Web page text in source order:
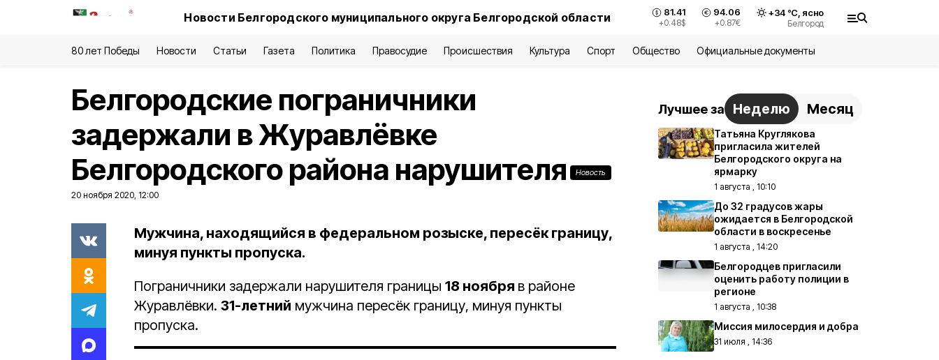
Новости Белгородского муниципального округа Белгородской области 81.41
+0.48$
94.06
+0.87€
+34°С, ясно
Белгород
80 лет Победы Новости Статьи Газета Политика Правосудие Происшествия Культура Спорт Общество Официальные документы
Белгородские пограничники
задержали в Журавлёвке
Белгородского района нарушителя
Новость
20 ноября 2020, 12:00
Мужчина, находящийся в федеральном розыске, пересёк границу,
минуя пункты пропуска.
Пограничники задержали нарушителя границы 18 ноября в районе
Журавлёвки. 31-летний мужчина пересёк границу, минуя пункты
пропуска.
Лучшее за Неделю Месяц
Татьяна Круглякова
пригласила жителей
Белгородского округа на
ярмарку
1 августа , 10:10
До 32 градусов жары
ожидается в Белгородской
области в воскресенье
1 августа , 14:20
Белгородцев пригласили
оценить работу полиции в
регионе
1 августа , 10:38
Миссия милосердия и добра
31 июля , 14:36